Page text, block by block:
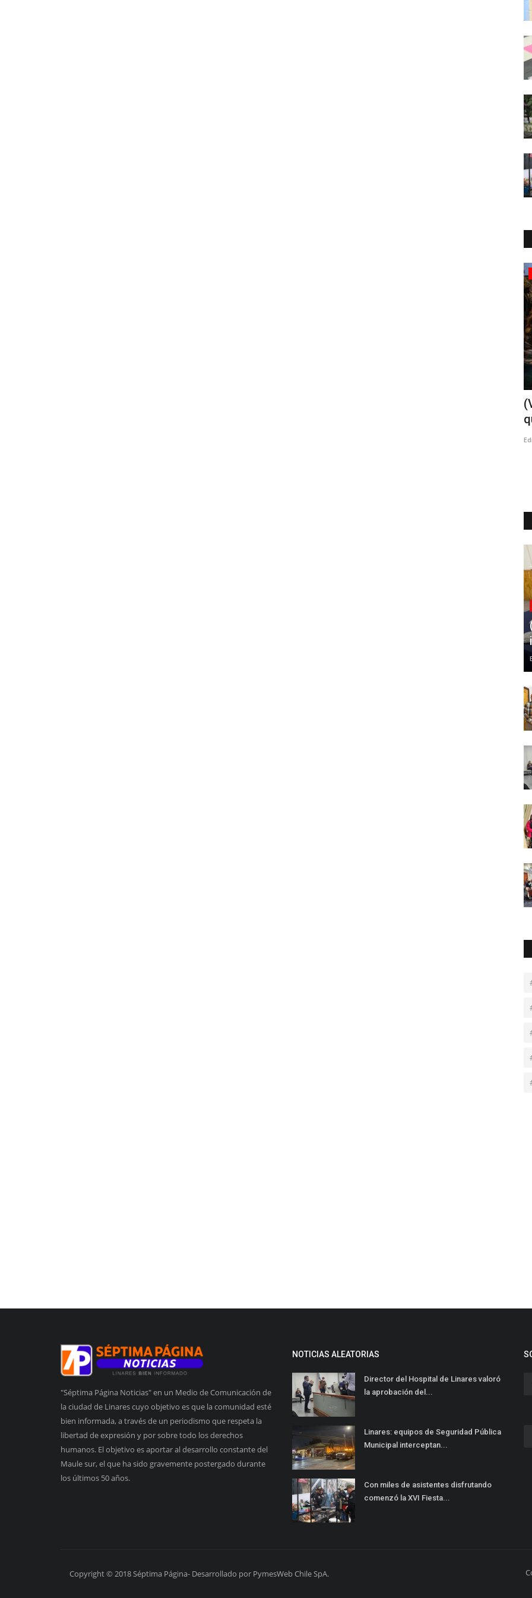
"Séptima Página Noticias" en un Medio de Comunicación de
la ciudad de Linares cuyo objetivo es que la comunidad esté
bien informada, a través de un periodismo que respeta la
libertad de expresión y por sobre todo los derechos
humanos. El objetivo es aportar al desarrollo constante del
Maule sur, el que ha sido gravemente postergado durante
los últimos 50 años.
NOTICIAS ALEATORIAS
Director del Hospital de Linares valoró
la aprobación del...
Linares: equipos de Seguridad Pública
Municipal interceptan...
Con miles de asistentes disfrutando
comenzó la XVI Fiesta...
Copyright © 2018 Séptima Página- Desarrollado por PymesWeb Chile SpA.